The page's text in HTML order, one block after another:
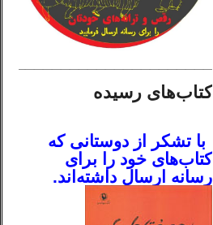
کتاب‌های رسیده
با تشکر از دوستانی که
کتاب‌های خود را برای
رسانه ارسال داشته‌اند.